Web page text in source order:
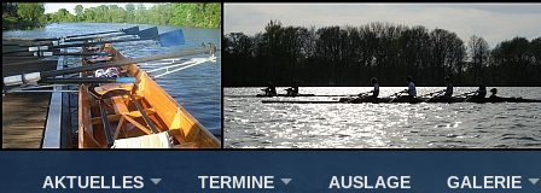
AKTUELLES TERMINE AUSLAGE GALERIE